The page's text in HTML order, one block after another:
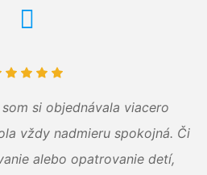
si objednávala viacero
vždy nadmieru spokojná. Či
alebo opatrovanie detí,